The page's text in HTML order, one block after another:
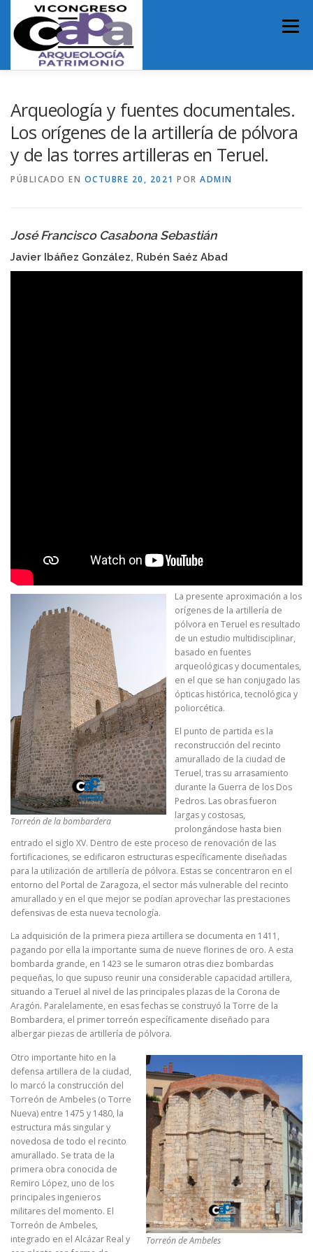
contenido
Menú
NORMATIVA DE PARTICIPACIÓN PROGRAMA
MICRORRELATOS DE ARQUEOLOGÍA
Arqueología y fuentes documentales.
Los orígenes de la artillería de pólvora
y de las torres artilleras en Teruel.
PÚBLICADO EN OCTUBRE 20, 2021 POR ADMIN
José Francisco Casabona Sebastián
Javier Ibáñez González, Rubén Saéz Abad
Torreón de la bombardera
La presente aproximación a los
orígenes de la artillería de
pólvora en Teruel es resultado
de un estudio multidisciplinar,
basado en fuentes
arqueológicas y documentales,
en el que se han conjugado las
ópticas histórica, tecnológica y
poliorcética.
El punto de partida es la
reconstrucción del recinto
amurallado de la ciudad de
Teruel, tras su arrasamiento
durante la Guerra de los Dos
Pedros. Las obras fueron
largas y costosas,
prolongándose hasta bien
entrado el siglo XV. Dentro de este proceso de renovación de las
fortificaciones, se edificaron estructuras específicamente diseñadas
para la utilización de artillería de pólvora. Estas se concentraron en el
entorno del Portal de Zaragoza, el sector más vulnerable del recinto
amurallado y en el que mejor se podían aprovechar las prestaciones
defensivas de esta nueva tecnología.
La adquisición de la primera pieza artillera se documenta en 1411,
pagando por ella la importante suma de nueve florines de oro. A esta
bombarda grande, en 1423 se le sumaron otras diez bombardas
pequeñas, lo que supuso reunir una considerable capacidad artillera,
situando a Teruel al nivel de las principales plazas de la Corona de
Aragón. Paralelamente, en esas fechas se construyó la Torre de la
Bombardera, el primer torreón específicamente diseñado para
albergar piezas de artillería de pólvora.
Torreón de Ambeles
Otro importante hito en la
defensa artillera de la ciudad,
lo marcó la construcción del
Torreón de Ambeles (o Torre
Nueva) entre 1475 y 1480, la
estructura más singular y
novedosa de todo el recinto
amurallado. Se trata de la
primera obra conocida de
Remiro López, uno de los
principales ingenieros
militares del momento. El
Torreón de Ambeles,
integrado en el Alcázar Real y